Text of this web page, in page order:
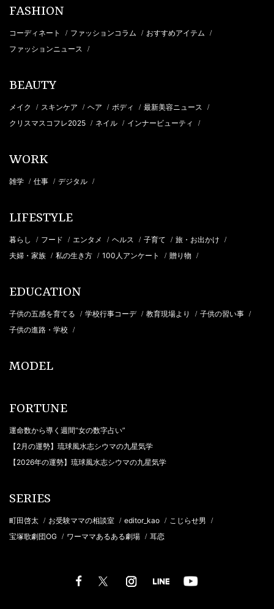
FASHION
コーディネート / ファッションコラム / おすすめアイテム /
ファッションニュース /
BEAUTY
メイク / スキンケア / ヘア / ボディ / 最新美容ニュース /
クリスマスコフレ2025 / ネイル / インナービューティ /
WORK
雑学 / 仕事 / デジタル /
LIFESTYLE
暮らし / フード / エンタメ / ヘルス / 子育て / 旅・お出かけ /
夫婦・家族 / 私の生き方 / 100人アンケート / 贈り物 /
EDUCATION
子供の五感を育てる / 学校行事コーデ / 教育現場より / 子供の習い事 /
子供の進路・学校 /
MODEL
FORTUNE
運命数から導く週間“女の数字占い”
【2月の運勢】琉球風水志シウマの九星気学
【2026年の運勢】琉球風水志シウマの九星気学
SERIES
町田啓太 / お受験ママの相談室 / editor_kao / こじらせ男 /
宝塚歌劇団OG / ワーママあるある劇場 / 耳恋